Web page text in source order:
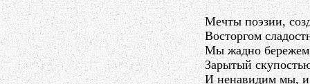
Мечты поэзии,
Восторгом
Мы жадно бережем
Зарытый
И ненавидим мы,